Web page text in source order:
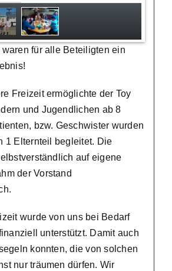
für alle Beteiligten ein
Freizeit ermöglichte der Toy
und Jugendlichen ab 8
bzw. Geschwister wurden
1 Elternteil begleitet. Die
auf eigene
der Vorstand
wurde von uns bei Bedarf
unterstützt. Damit auch
konnten, die von solchen
nur träumen dürfen. Wir